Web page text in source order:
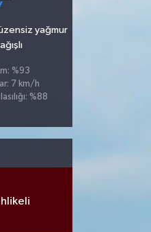
yağmur
%93
7 km/h
%88